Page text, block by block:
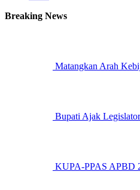
Breaking News
Matangkan Arah
Bupati Ajak
KUPA-PPAS APBD